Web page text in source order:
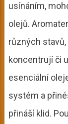
usínáním,
olejů.
různých
koncentrují či
esenciální
systém a
přináší klid.